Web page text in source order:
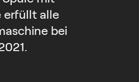
erfüllt alle
bei